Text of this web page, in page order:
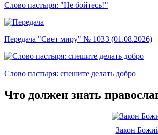
Слово пастыря: "Не бойтесь!"
Передача "Свет миру" № 1033 (01.08.2026)
Слово пастыря: спешите делать добро
Что должен знать
Закон